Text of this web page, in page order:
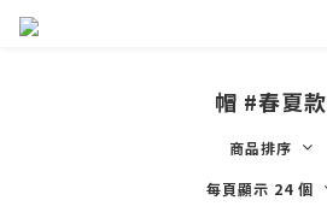
帽 #春夏款
商品排序
每頁顯示 24 個